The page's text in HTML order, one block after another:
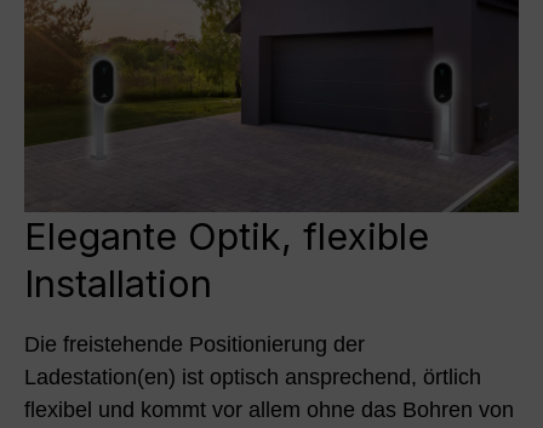
Elegante Optik, flexible
Installation
Die freistehende Positionierung der
Ladestation(en) ist optisch ansprechend, örtlich
flexibel und kommt vor allem ohne das Bohren von